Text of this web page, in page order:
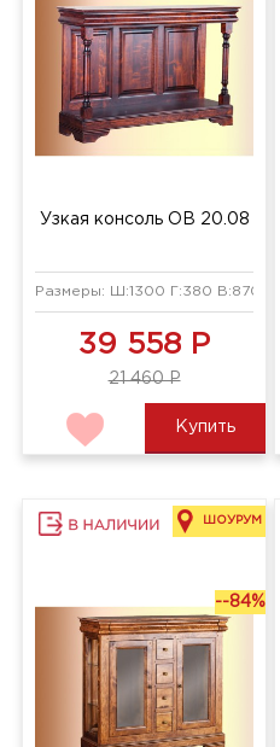
Узкая консоль ОВ 20.08
Размеры: Ш:1300 Г:380 В:870 мм
39 558 Р
21 460 Р
Купить
ШОУРУМ
--84%